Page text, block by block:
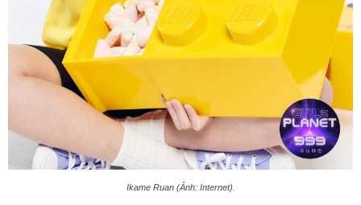
Ikame Ruan (Ảnh: Internet).